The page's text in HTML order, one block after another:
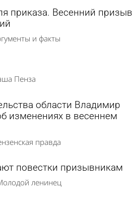
приказа. Весенний призыв
и факты
Пенза
области Владимир
изменениях в весеннем
правда
повестки призывникам
ленинец